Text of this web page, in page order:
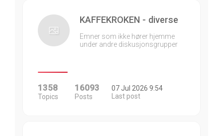
KAFFEKROKEN - diverse
Emner som ikke hører hjemme
under andre diskusjonsgrupper
1358
Topics
16093
Posts
07 Jul 2026 9:54
Last post